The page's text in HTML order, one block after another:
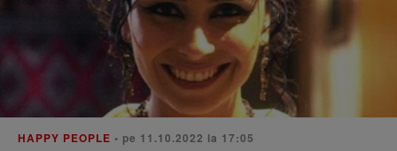
HAPPY PEOPLE • pe 11.10.2022 la 17:05